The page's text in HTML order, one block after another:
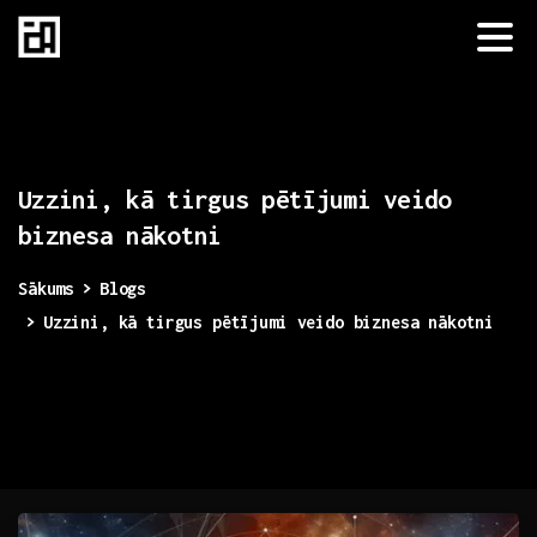
Uzzini, kā tirgus pētījumi
veido
biznesa nākotni
Sākums
Blogs
Uzzini, kā tirgus pētījumi veido biznesa nākotni